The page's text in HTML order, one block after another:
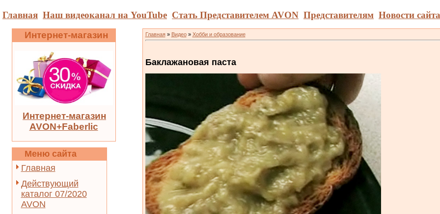
Главная Наш видеоканал на YouTube Стать Представителем AVON Представителям Новости
Интернет-магазин
Интернет-магазин
AVON+Faberlic
Меню сайта
Главная
Действующий
каталог 07/2020
AVON
Главная» Видео» Хобби и образование
Баклажановая паста